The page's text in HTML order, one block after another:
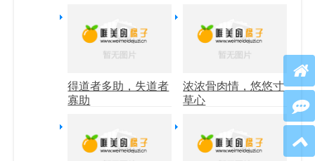
得道者多助，失道者
寡助
浓浓骨肉情，悠悠寸
草心